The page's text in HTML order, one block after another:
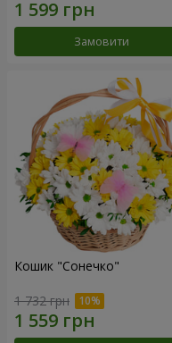
Замовити
Кошик "Сонечко"
1 732 грн